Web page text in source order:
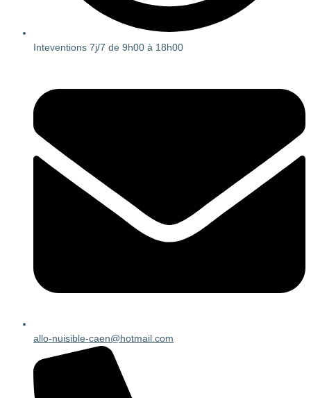
Inteventions 7j/7 de 9h00 à 18h00
allo-nuisible-caen@hotmail.com